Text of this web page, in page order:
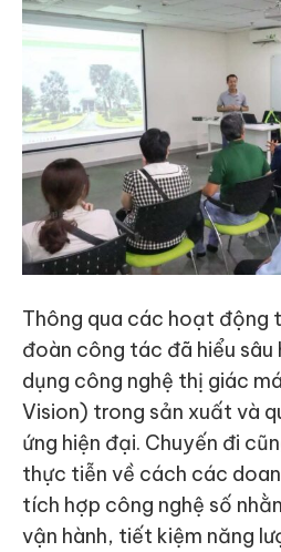
Thông qua các hoạt động
đoàn công tác đã hiểu sâu
dụng công nghệ thị giác
Vision) trong sản xuất và
ứng hiện đại. Chuyến đi
thực tiễn về cách các
tích hợp công nghệ số
vận hành, tiết kiệm năng